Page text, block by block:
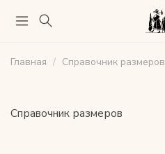
Главная Справочник размеров
Справочник размеров